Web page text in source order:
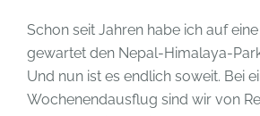
Schon seit Jahren habe ich auf
gewartet den Nepal-Himalaya-
Und nun ist es endlich soweit. Bei
Wochenendausflug sind wir von